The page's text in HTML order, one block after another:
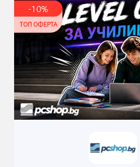
-10%
ТОП ОФЕРТА